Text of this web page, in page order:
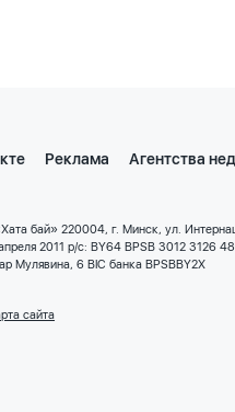
Реклама Агентства
бай» 220004, г. Минск, ул.
2011 р/с: BY64 BPSB 3012 3126
Мулявина, 6 BIC банка BPSBBY2X
сайта